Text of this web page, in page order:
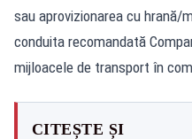
sau aprovizionarea cu hrană/
conduita recomandată
mijloacele de transport în
CITEȘTE ȘI